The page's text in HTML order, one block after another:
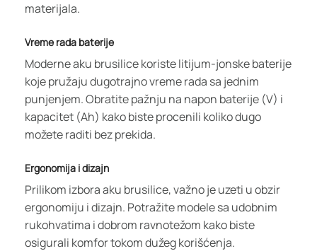
materijala.
Vreme rada baterije
Moderne aku brusilice koriste litijum-jonske baterije
koje pružaju dugotrajno vreme rada sa jednim
punjenjem. Obratite pažnju na napon baterije (V) i
kapacitet (Ah) kako biste procenili koliko dugo
možete raditi bez prekida.
Ergonomija i dizajn
Prilikom izbora aku brusilice, važno je uzeti u obzir
ergonomiju i dizajn. Potražite modele sa udobnim
rukohvatima i dobrom ravnotežom kako biste
osigurali komfor tokom dužeg korišćenja.